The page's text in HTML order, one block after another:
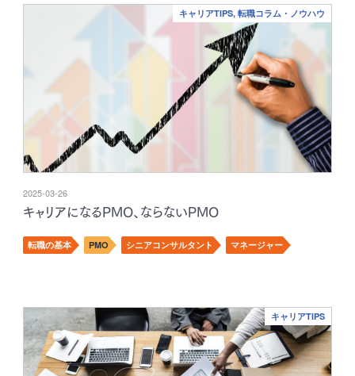
キャリアTIPS, 転職コラム・ノウハウ
2025-03-26
キャリアになるPMO、ならないPMO
転職の基本 PMO シニアコンサルタント マネージャー
キャリアTIPS